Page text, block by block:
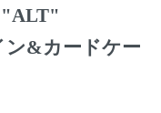
"ALT"
ン&カードケー